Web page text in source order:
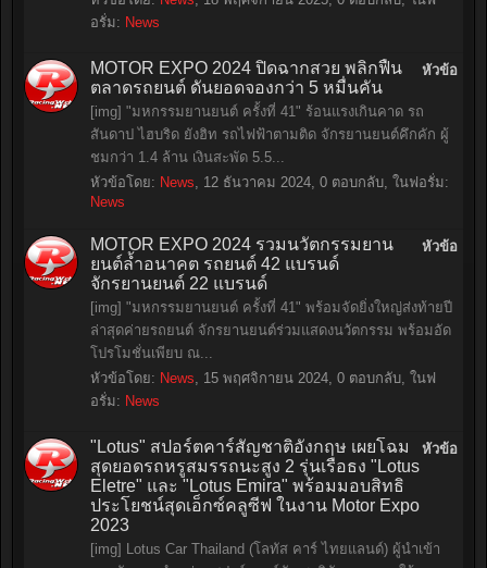
อรั่ม: News
หัวข้อ
MOTOR EXPO 2024 ปิดฉากสวย พลิกฟื้น
ตลาดรถยนต์ ดันยอดจองกว่า 5 หมื่นคัน
[img] "มหกรรมยานยนต์ ครั้งที่ 41" ร้อนแรงเกินคาด รถ
สันดาป ไฮบริด ยังฮิท รถไฟฟ้าตามติด จักรยานยนต์คึกคัก ผู้
ชมกว่า 1.4 ล้าน เงินสะพัด 5.5...
หัวข้อโดย: News, 12 ธันวาคม 2024, 0 ตอบกลับ, ในฟอรั่ม:
News
หัวข้อ
MOTOR EXPO 2024 รวมนวัตกรรมยาน
ยนต์ล้ำอนาคต รถยนต์ 42 แบรนด์
จักรยานยนต์ 22 แบรนด์
[img] "มหกรรมยานยนต์ ครั้งที่ 41" พร้อมจัดยิ่งใหญ่ส่งท้ายปี
ล่าสุดค่ายรถยนต์ จักรยานยนต์ร่วมแสดงนวัตกรรม พร้อมอัด
โปรโมชั่นเพียบ ณ...
หัวข้อโดย: News, 15 พฤศจิกายน 2024, 0 ตอบกลับ, ในฟ
อรั่ม: News
หัวข้อ
"Lotus" สปอร์ตคาร์สัญชาติอังกฤษ เผยโฉม
สุดยอดรถหรูสมรรถนะสูง 2 รุ่นเรือธง "Lotus
Eletre" และ "Lotus Emira" พร้อมมอบสิทธิ
ประโยชน์สุดเอ็กซ์คลูซีฟ ในงาน Motor Expo
2023
[img] Lotus Car Thailand (โลทัส คาร์ ไทยแลนด์) ผู้นำเข้า